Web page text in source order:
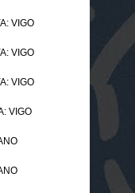
VIGO
VIGO
VIGO
VIGO